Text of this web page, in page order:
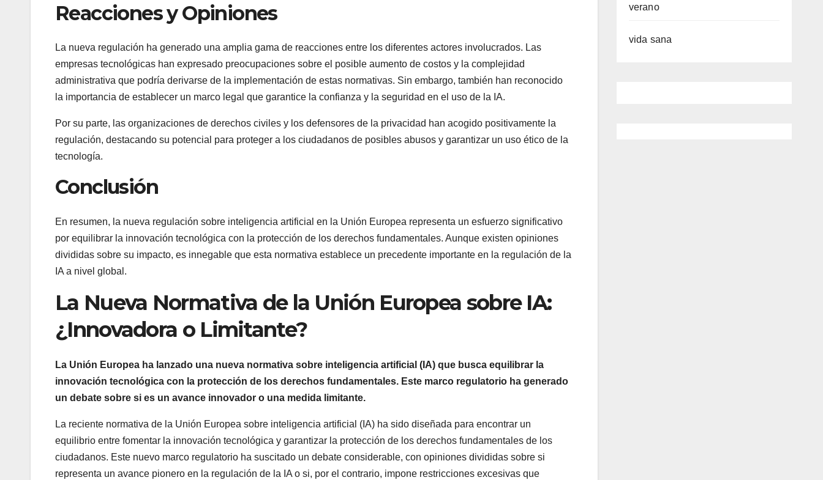
Reacciones y Opiniones
La nueva regulación ha generado una amplia gama de reacciones entre los diferentes actores involucrados. Las
empresas tecnológicas han expresado preocupaciones sobre el posible aumento de costos y la complejidad
administrativa que podría derivarse de la implementación de estas normativas. Sin embargo, también han reconocido
la importancia de establecer un marco legal que garantice la confianza y la seguridad en el uso de la IA.
Por su parte, las organizaciones de derechos civiles y los defensores de la privacidad han acogido positivamente la
regulación, destacando su potencial para proteger a los ciudadanos de posibles abusos y garantizar un uso ético de la
tecnología.
Conclusión
En resumen, la nueva regulación sobre inteligencia artificial en la Unión Europea representa un esfuerzo significativo
por equilibrar la innovación tecnológica con la protección de los derechos fundamentales. Aunque existen opiniones
divididas sobre su impacto, es innegable que esta normativa establece un precedente importante en la regulación de la
IA a nivel global.
La Nueva Normativa de la Unión Europea sobre IA:
¿Innovadora o Limitante?
La Unión Europea ha lanzado una nueva normativa sobre inteligencia artificial (IA) que busca equilibrar la
innovación tecnológica con la protección de los derechos fundamentales. Este marco regulatorio ha generado
un debate sobre si es un avance innovador o una medida limitante.
La reciente normativa de la Unión Europea sobre inteligencia artificial (IA) ha sido diseñada para encontrar un
equilibrio entre fomentar la innovación tecnológica y garantizar la protección de los derechos fundamentales de los
ciudadanos. Este nuevo marco regulatorio ha suscitado un debate considerable, con opiniones divididas sobre si
representa un avance pionero en la regulación de la IA o si, por el contrario, impone restricciones excesivas que
verano
vida sana